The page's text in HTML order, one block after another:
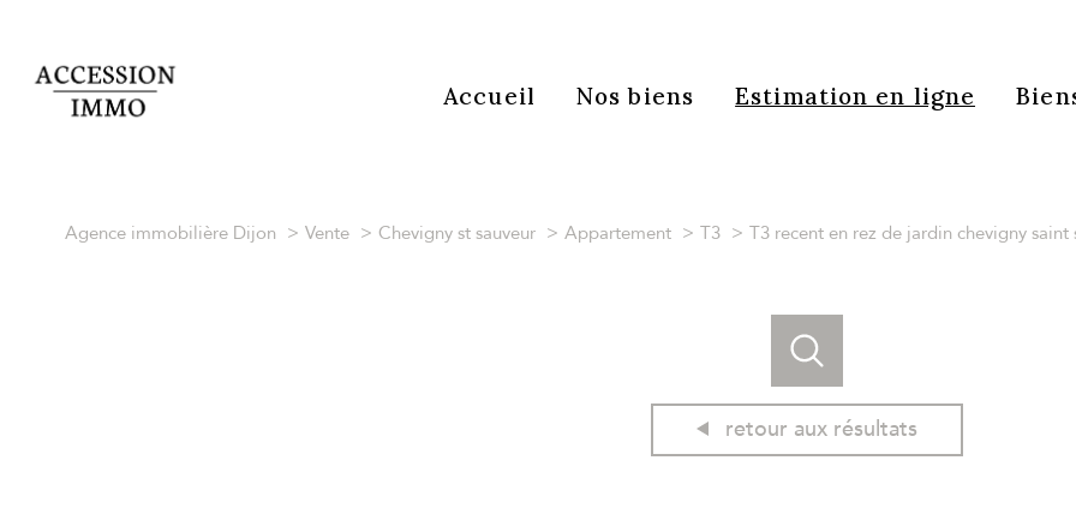
Accueil Nos biens Estimation en ligne
Agence immobilière Dijon Vente Chevigny st sauveur Appartement T3 T3 recent en rez de jardin chevigny
acheter estimer
retour aux résultats